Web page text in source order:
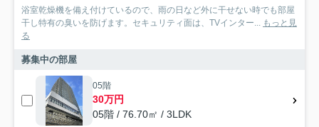
浴室乾燥機を備え付けているので、雨の日など外に干せない時でも部屋
干し特有の臭いを防げます。セキュリティ面は、TVインター... もっと見
る
募集中の部屋
05階
30万円
05階 / 76.70㎡ / 3LDK